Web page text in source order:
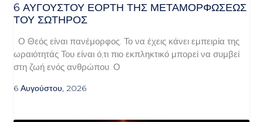
6 ΑΥΓΟΥΣΤΟΥ ΕΟΡΤΗ ΤΗΣ ΜΕΤΑΜΟΡΦΩΣΕΩΣ
ΤΟΥ ΣΩΤΗΡΟΣ
Ο Θεός είναι πανέμορφος. Το να έχεις κάνει εμπειρία της
ωραιότητάς Του είναι ό,τι πιο εκπληκτικό μπορεί να συμβεί
στη ζωή ενός ανθρώπου. Ο
6 Αυγούστου, 2026